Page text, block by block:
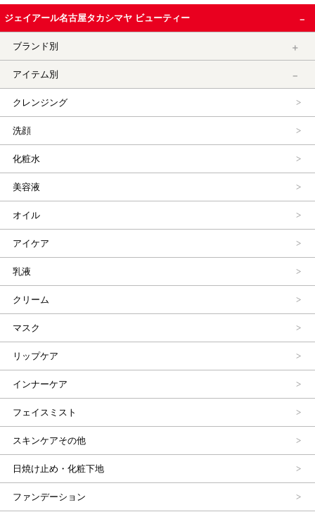
ジェイアール名古屋タカシマヤ ビューティー
ブランド別
アイテム別
クレンジング
洗顔
化粧水
美容液
オイル
アイケア
乳液
クリーム
マスク
リップケア
インナーケア
フェイスミスト
スキンケアその他
日焼け止め・化粧下地
ファンデーション